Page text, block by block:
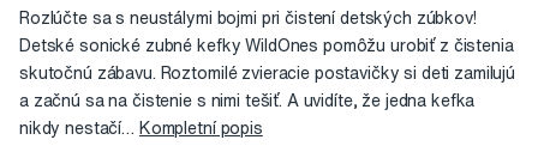
Rozlúčte sa s neustálymi bojmi pri čistení detských zúbkov!
Detské sonické zubné kefky WildOnes pomôžu urobiť z čistenia
skutočnú zábavu. Roztomilé zvieracie postavičky si deti zamilujú
a začnú sa na čistenie s nimi tešiť. A uvidíte, že jedna kefka
nikdy nestačí… Kompletní popis